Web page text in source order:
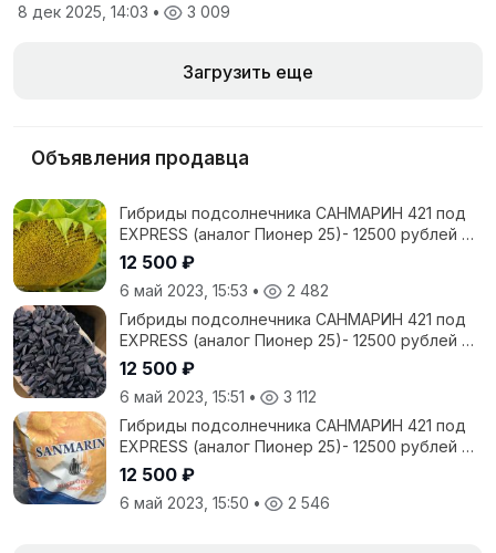
8 дек 2025, 14:03 • 3 009
Загрузить еще
Объявления продавца
Гибриды подсолнечника САНМАРИН 421 под
EXPRESS (аналог Пионер 25)- 12500 рублей с
НДС
12 500 ₽
6 май 2023, 15:53 •
2 482
Гибриды подсолнечника САНМАРИН 421 под
EXPRESS (аналог Пионер 25)- 12500 рублей с
НДС
12 500 ₽
6 май 2023, 15:51 •
3 112
Гибриды подсолнечника САНМАРИН 421 под
EXPRESS (аналог Пионер 25)- 12500 рублей с
НДС
12 500 ₽
6 май 2023, 15:50 • 2 546